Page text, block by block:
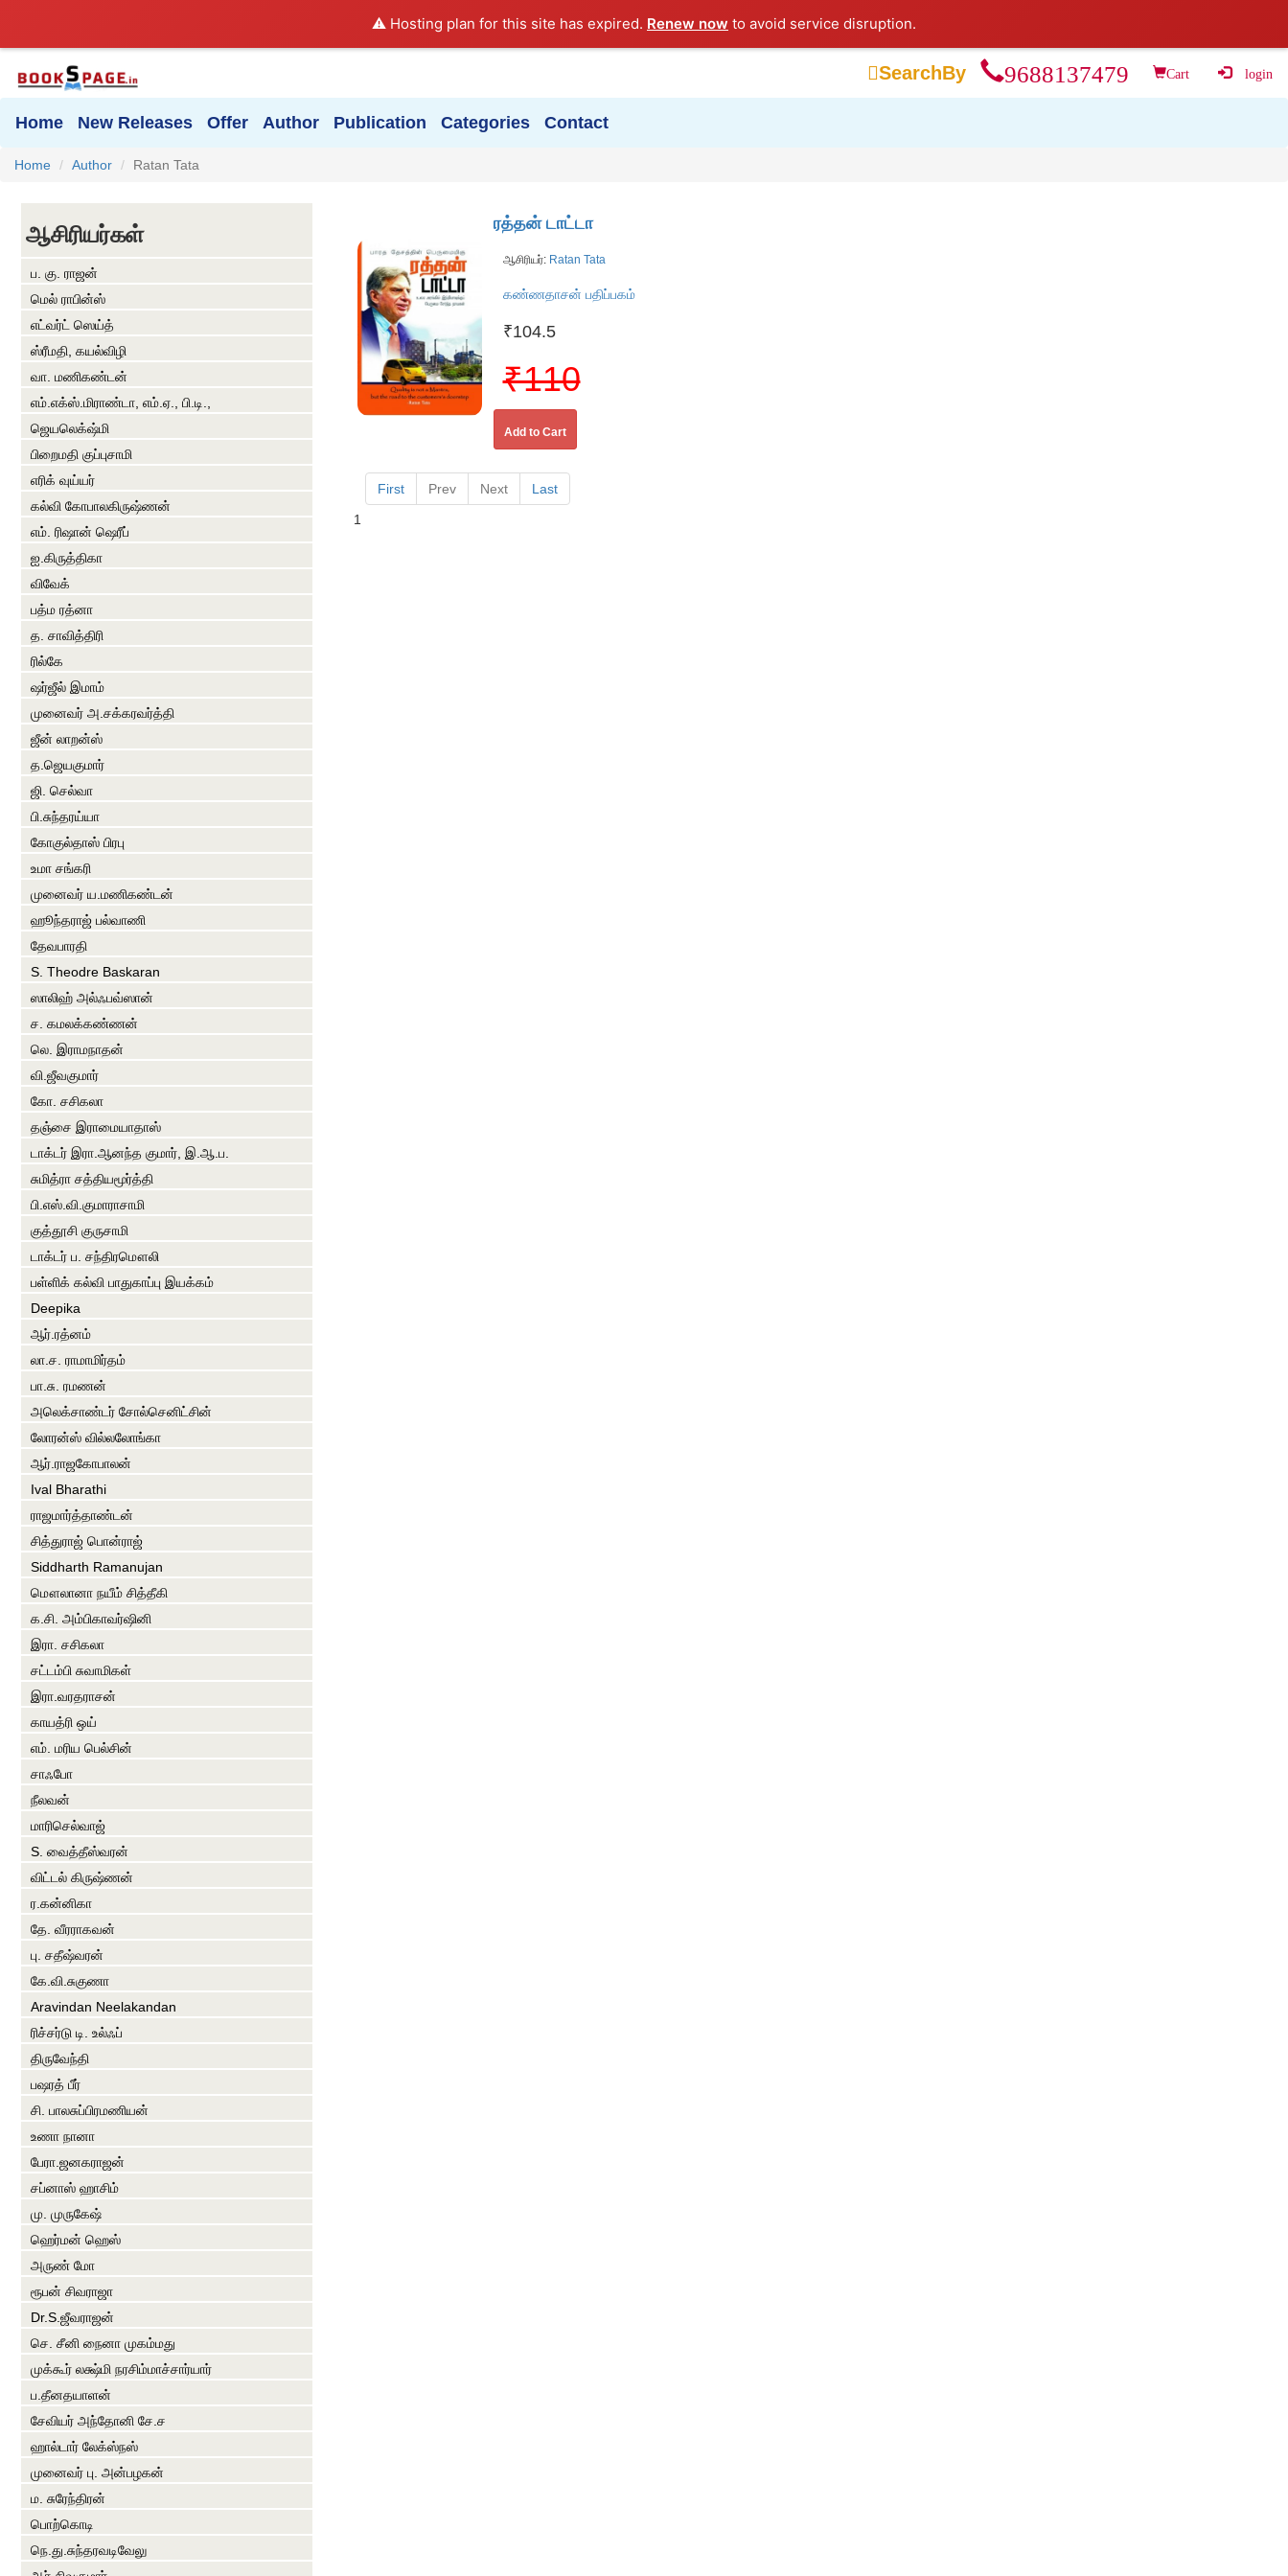
⚠️ Hosting plan for this site has expired. Renew now to avoid service disruption.
SearchBy 9688137479 Cart login
Home New Releases Offer Author Publication Categories Contact
Home Author Ratan Tata
ஆசிரியர்கள்
ப. கு. ராஜன்
மெல் ராபின்ஸ்
எட்வர்ட் ஸெய்த்
ஸ்ரீமதி, கயல்விழி
வா. மணிகண்டன்
எம்.எக்ஸ்.மிராண்டா, எம்.ஏ., பி.டி.,
ஜெயலெக்‌ஷ்மி
பிறைமதி குப்புசாமி
எரிக் வுய்யர்
கல்வி கோபாலகிருஷ்ணன்
எம். ரிஷான் ஷெரீப்
ஐ.கிருத்திகா
விவேக்
பத்ம ரத்னா
த. சாவித்திரி
ரில்கே
ஷர்ஜீல் இமாம்
முனைவர் அ.சக்கரவர்த்தி
ஜீன் லாறன்ஸ்
த.ஜெயகுமார்
ஜி. செல்வா
பி.சுந்தரய்யா
கோகுல்தாஸ் பிரபு
உமா சங்கரி
முனைவர் ய.மணிகண்டன்
ஹூந்தராஜ் பல்வாணி
தேவபாரதி
S. Theodre Baskaran
ஸாலிஹ் அல்ஃபவ்ஸான்
ச. கமலக்கண்ணன்
லெ. இராமநாதன்
வி.ஜீவகுமார்
கோ. சசிகலா
தஞ்சை இராமையாதாஸ்
டாக்டர் இரா.ஆனந்த குமார், இ.ஆ.ப.
சுமித்ரா சத்தியமூர்த்தி
பி.எஸ்.வி.குமாராசாமி
குத்தூசி குருசாமி
டாக்டர் ப. சந்திரமௌலி
பள்ளிக் கல்வி பாதுகாப்பு இயக்கம்
Deepika
ஆர்.ரத்னம்
லா.ச. ராமாமிர்தம்
பா.சு. ரமணன்
அலெக்சாண்டர் சோல்செனிட்சின்
லோரன்ஸ் வில்லலோங்கா
ஆர்.ராஜகோபாலன்
Ival Bharathi
ராஜமார்த்தாண்டன்
சித்துராஜ் பொன்ராஜ்
Siddharth Ramanujan
மௌலானா நயீம் சித்தீகி
க.சி. அம்பிகாவர்ஷினி
இரா. சசிகலா
சட்டம்பி சுவாமிகள்
இரா.வரதராசன்
காயத்ரி ஒய்
எம். மரிய பெல்சின்
சாஃபோ
நீலவன்
மாரிசெல்வாஜ்
S. வைத்தீஸ்வரன்
விட்டல் கிருஷ்ணன்
ர.கன்னிகா
தே. வீரராகவன்
பு. சதீஷ்வரன்
கே.வி.சுகுணா
Aravindan Neelakandan
ரிச்சர்டு டி. உல்ஃப்
திருவேந்தி
பஷரத் பீர்
சி. பாலசுப்பிரமணியன்
உணா நானா
பேரா.ஜனகராஜன்
சப்னாஸ் ஹாசிம்
மு. முருகேஷ்
ஹெர்மன் ஹெஸ்
அருண் மோ
ரூபன் சிவராஜா
Dr.S.ஜீவராஜன்
செ. சீனி நைனா முகம்மது
முக்கூர் லக்ஷ்மி நரசிம்மாச்சார்யார்
ப.தீனதயாளன்
சேவியர் அந்தோனி சே.ச
ஹால்டார் லேக்ஸ்நஸ்
முனைவர் பு. அன்பழகன்
ம. சுரேந்திரன்
பொற்கொடி
நெ.து.சுந்தரவடிவேலு
ரத்தன் டாட்டா
ஆசிரியர்:Ratan Tata
கண்ணதாசன் பதிப்பகம்
₹104.5
₹110
Add to Cart
1
First Prev Next Last